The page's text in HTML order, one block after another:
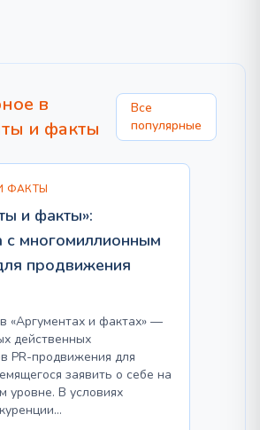
в
и факты
Все
популярные
ФАКТЫ
и факты»:
с многомиллионным
продвижения
«Аргументах и фактах» —
действенных
PR-продвижения для
заявить о себе на
уровне. В условиях